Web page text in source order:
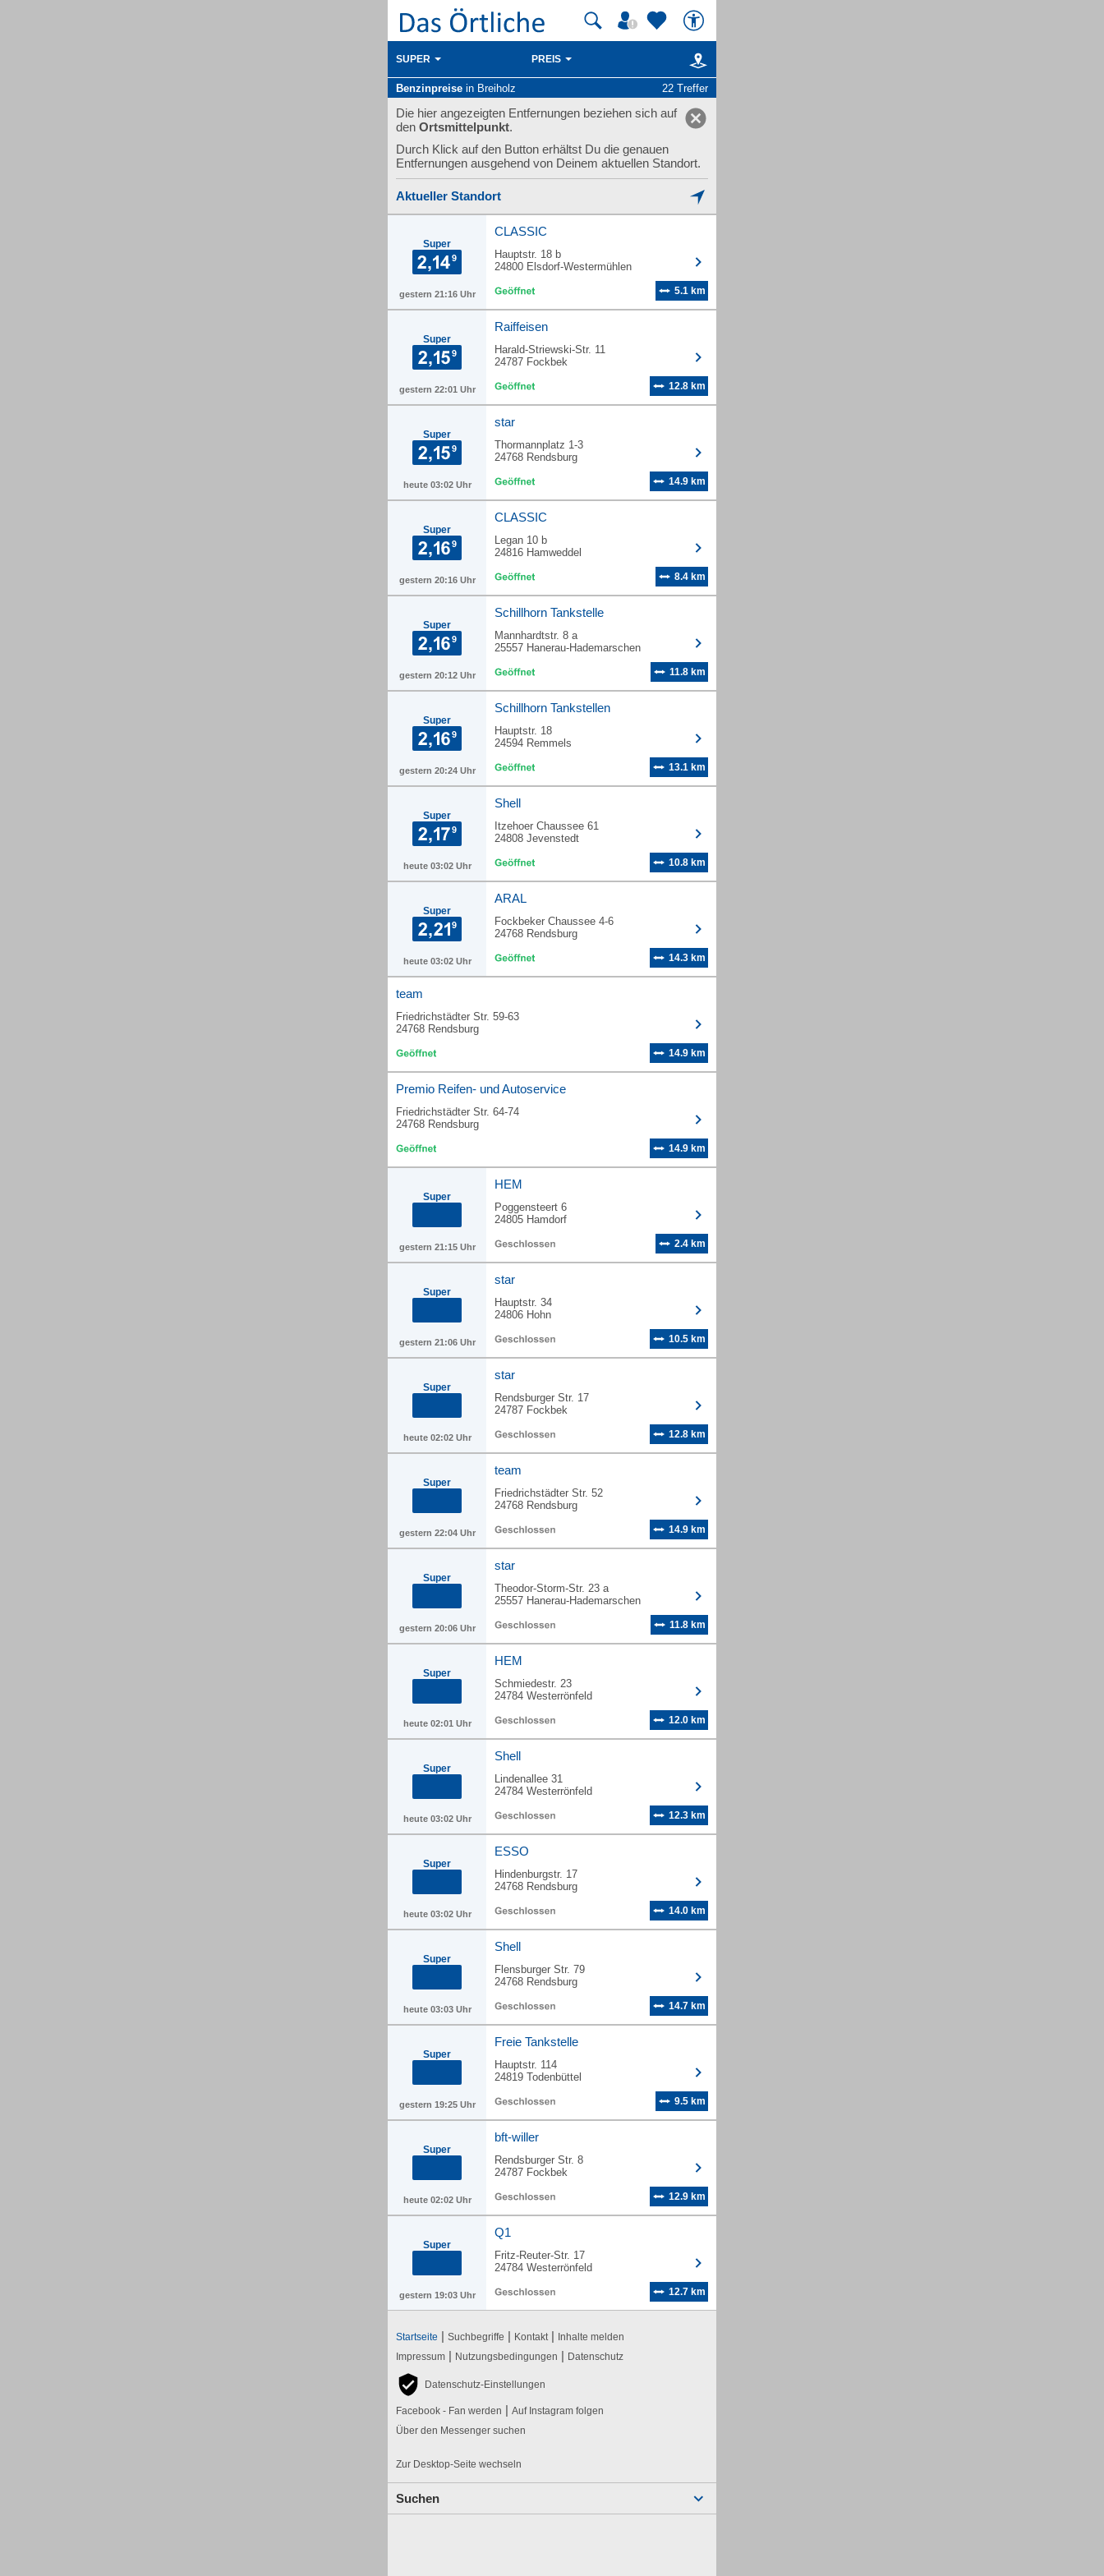
SUPER PREIS
Benzinpreise in Breiholz 22 Treffer
Die hier angezeigten Entfernungen beziehen sich auf
den Ortsmittelpunkt.
Durch Klick auf den Button erhältst Du die genauen
Entfernungen ausgehend von Deinem aktuellen Standort.
Aktueller Standort
Super
gestern 21:16 Uhr
CLASSIC
Hauptstr. 18 b
24800 Elsdorf-Westermühlen
5.1 km
Super
gestern 22:01 Uhr
Raiffeisen
Harald-Striewski-Str. 11
24787 Fockbek
12.8 km
Super
heute 03:02 Uhr
star
Thormannplatz 1-3
24768 Rendsburg
14.9 km
Super
gestern 20:16 Uhr
CLASSIC
Legan 10 b
24816 Hamweddel
8.4 km
Super
gestern 20:12 Uhr
Schillhorn Tankstelle
Mannhardtstr. 8 a
25557 Hanerau-Hademarschen
11.8 km
Super
gestern 20:24 Uhr
Schillhorn Tankstellen
Hauptstr. 18
24594 Remmels
13.1 km
Super
heute 03:02 Uhr
Shell
Itzehoer Chaussee 61
24808 Jevenstedt
10.8 km
Super
heute 03:02 Uhr
ARAL
Fockbeker Chaussee 4-6
24768 Rendsburg
14.3 km
team
Friedrichstädter Str. 59-63
24768 Rendsburg
14.9 km
Premio Reifen- und Autoservice
Friedrichstädter Str. 64-74
24768 Rendsburg
14.9 km
Super
gestern 21:15 Uhr
HEM
Poggensteert 6
24805 Hamdorf
2.4 km
Super
gestern 21:06 Uhr
star
Hauptstr. 34
24806 Hohn
10.5 km
Super
heute 02:02 Uhr
star
Rendsburger Str. 17
24787 Fockbek
12.8 km
Super
gestern 22:04 Uhr
team
Friedrichstädter Str. 52
24768 Rendsburg
14.9 km
Super
gestern 20:06 Uhr
star
Theodor-Storm-Str. 23 a
25557 Hanerau-Hademarschen
11.8 km
Super
heute 02:01 Uhr
HEM
Schmiedestr. 23
24784 Westerrönfeld
12.0 km
Super
heute 03:02 Uhr
Shell
Lindenallee 31
24784 Westerrönfeld
12.3 km
Super
heute 03:02 Uhr
ESSO
Hindenburgstr. 17
24768 Rendsburg
14.0 km
Super
heute 03:03 Uhr
Shell
Flensburger Str. 79
24768 Rendsburg
14.7 km
Super
gestern 19:25 Uhr
Freie Tankstelle
Hauptstr. 114
24819 Todenbüttel
9.5 km
Super
heute 02:02 Uhr
bft-willer
Rendsburger Str. 8
24787 Fockbek
12.9 km
Super
gestern 19:03 Uhr
Q1
Fritz-Reuter-Str. 17
24784 Westerrönfeld
12.7 km
Startseite | Suchbegriffe | Kontakt | Inhalte melden
Impressum | Nutzungsbedingungen | Datenschutz
Datenschutz-Einstellungen
Facebook - Fan werden | Auf Instagram folgen
Über den Messenger suchen
Zur Desktop-Seite wechseln
Suchen